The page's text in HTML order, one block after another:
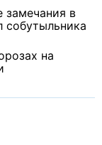
замечания в
собутыльника
на